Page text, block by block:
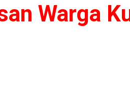
Warga